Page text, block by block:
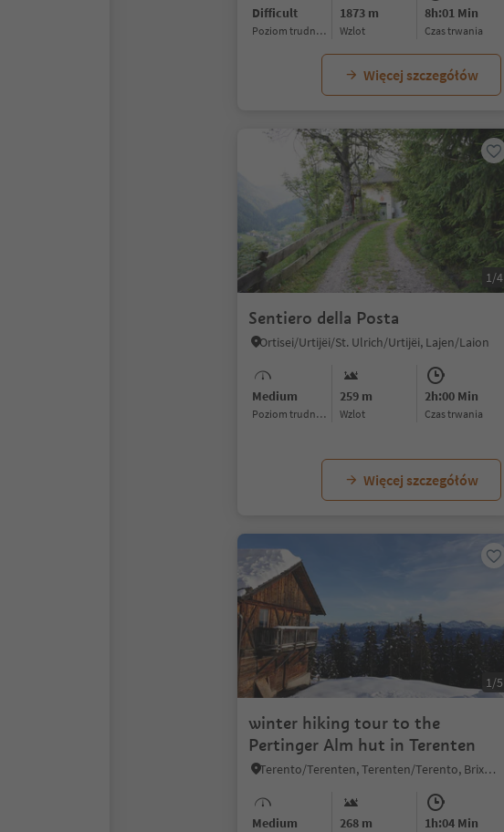
Difficult
Poziom trudności
1873 m
Wzlot
8h:01 Min
czas trwania
Więcej szczegółów
1/4
Sentiero della Posta
Ortisei/Urtijëi/St. Ulrich/Urtijëi, Lajen/Laion
Medium
Poziom trudności
259 m
Wzlot
2h:00 Min
czas trwania
Więcej szczegółów
1/5
winter hiking tour to the
Pertinger Alm hut in Terenten
Terento/Terenten, Terenten/Terento, Brixen/Bressanone and environs
Medium 268 m 1h:04 Min